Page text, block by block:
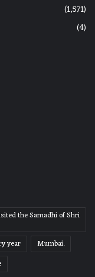
(1,571)
(4)
the Samadhi of Shri
year
Mumbai.